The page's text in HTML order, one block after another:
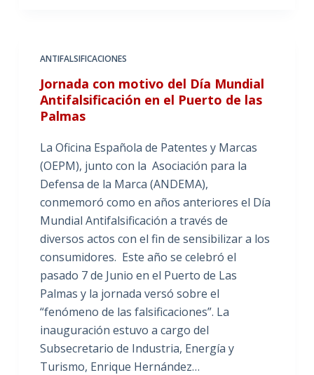
ANTIFALSIFICACIONES
Jornada con motivo del Día Mundial
Antifalsificación en el Puerto de las
Palmas
La Oficina Española de Patentes y Marcas
(OEPM), junto con la Asociación para la
Defensa de la Marca (ANDEMA),
conmemoró como en años anteriores el Día
Mundial Antifalsificación a través de
diversos actos con el fin de sensibilizar a los
consumidores. Este año se celebró el
pasado 7 de Junio en el Puerto de Las
Palmas y la jornada versó sobre el
“fenómeno de las falsificaciones”. La
inauguración estuvo a cargo del
Subsecretario de Industria, Energía y
Turismo, Enrique Hernández…